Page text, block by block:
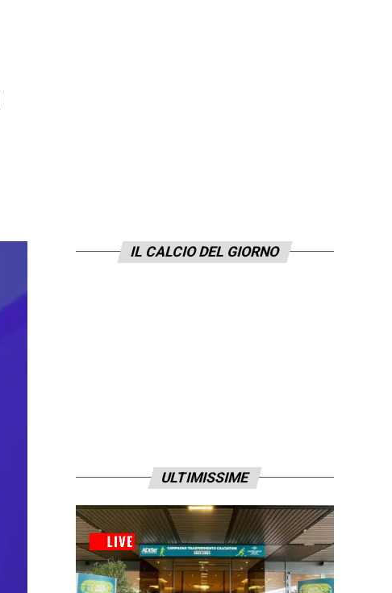
IL CALCIO DEL GIORNO
ULTIMISSIME